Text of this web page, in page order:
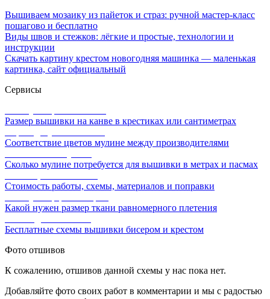
Вышиваем мозаику из пайеток и страз: ручной мастер-класс
пошагово и бесплатно
Виды швов и стежков: лёгкие и простые, технологии и
инструкции
Скачать картину крестом новогодняя машинка — маленькая
картинка, сайт официальный
Сервисы
Размер вышивки на канве в крестиках или сантиметрах
Соответствие цветов мулине между производителями
Сколько мулине потребуется для вышивки в метрах и пасмах
Стоимость работы, схемы, материалов и поправки
Какой нужен размер ткани равномерного плетения
Бесплатные схемы вышивки бисером и крестом
Фото отшивов
К сожалению, отшивов данной схемы у нас пока нет.
Добавляйте фото своих работ в комментарии и мы с радостью